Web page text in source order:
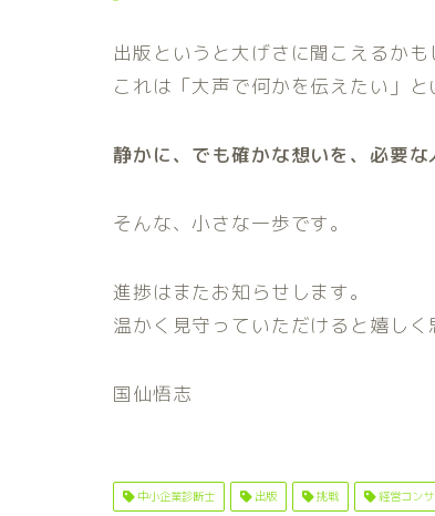
出版というと大げさに聞こえるかも
これは「大声で何かを伝えたい」と
静かに、でも確かな想いを、必要な
そんな、小さな一歩です。
進捗はまたお知らせします。
温かく見守っていただけると嬉しく
国仙悟志
中小企業診断士 出版 挑戦 経営コン